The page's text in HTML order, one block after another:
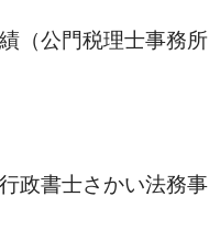
（公門税理士事務所
政書士さかい法務事